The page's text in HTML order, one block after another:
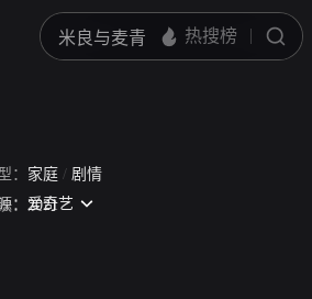
： 家庭 / 剧情
秦牛正威 王子睿
： 2021
： 爱奇艺